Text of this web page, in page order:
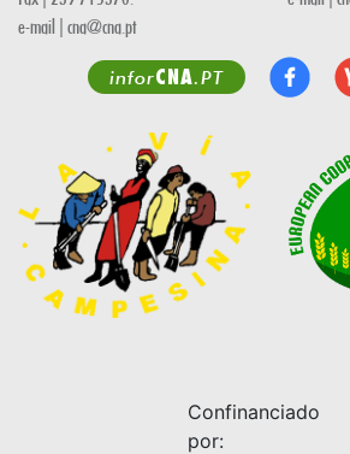
e-mail | cna@cna.pt
inforCNA.PT
Confinanciado
por: